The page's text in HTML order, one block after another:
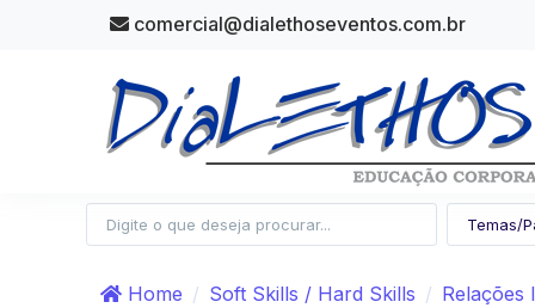
comercial@dialethoseventos.com.br
Home Soft Skills / Hard Skills
Relações